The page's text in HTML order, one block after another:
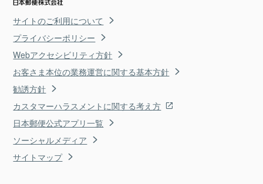
サイトのご利用について
プライバシーポリシー
Webアクセシビリティ方針
お客さま本位の業務運営に関する基本方針
勧誘方針
カスタマーハラスメントに関する考え方
日本郵便公式アプリ一覧
ソーシャルメディア
サイトマップ